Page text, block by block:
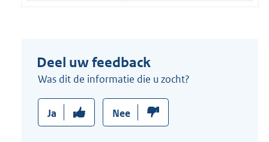
Deel uw feedback
Was dit de informatie die u zocht?
Ja Nee